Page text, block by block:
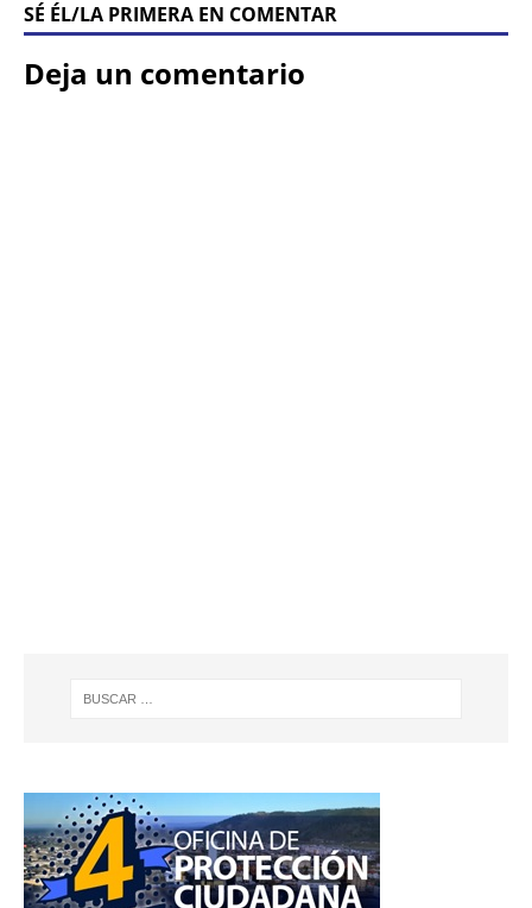
SÉ ÉL/LA PRIMERA EN COMENTAR
Deja un comentario